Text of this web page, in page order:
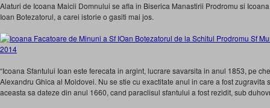
Alaturi de Icoana Maicii Domnului se afla in Biserica Manastirii Prodromu si
Ioan Botezatorul, a carei istorie o gasiti mai jos.
“Icoana Sfantului Ioan este ferecata in argint, lucrare savarsita in anul 1853, pe
Alexandru Ghica al Moldovei. Nu se stie cu exactitate anul in care a fost zugravita
aceasta sa dateze din anul 1660, cand paraclisul sfantului a fost rezidit, sub